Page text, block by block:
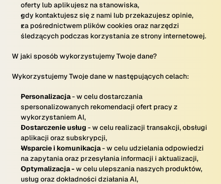
oferty lub aplikujesz na stanowiska,
gdy kontaktujesz się z nami lub przekazujesz opinie,
za pośrednictwem plików cookies oraz narzędzi
śledzących podczas korzystania ze strony internetowej.
W jaki sposób wykorzystujemy Twoje dane?
Wykorzystujemy Twoje dane w następujących celach:
Personalizacja- w celu dostarczania
spersonalizowanych rekomendacji ofert pracy z
wykorzystaniem AI,
Dostarczenie usług - w celu realizacji transakcji, obsługi
aplikacji oraz subskrypcji,
Wsparcie i komunikacja- w celu udzielania odpowiedzi
na zapytania oraz przesyłania informacji i aktualizacji,
Optymalizacja -w celu ulepszania naszych produktów,
usług oraz dokładności działania AI,